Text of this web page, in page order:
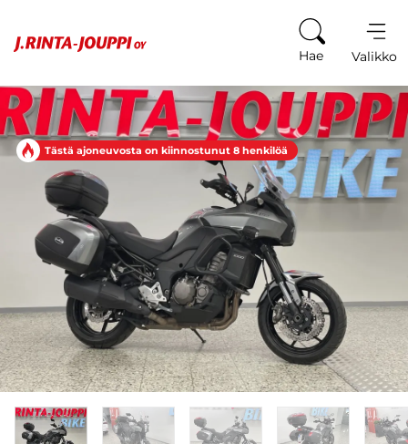
Hae Valikko
Tästä ajoneuvosta on kiinnostunut 8 henkilöä